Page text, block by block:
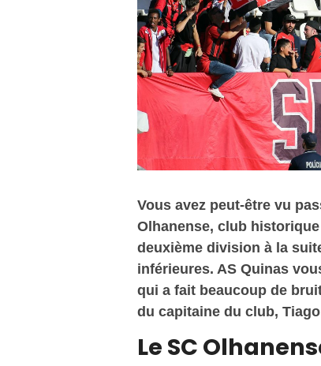
Vous avez peut-être vu
Olhanense, club
deuxième division à la
inférieures. AS Quinas
qui a fait beaucoup de
du capitaine du club,
Le SC